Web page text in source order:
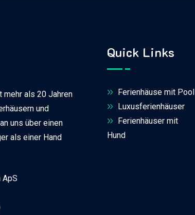
als 20 Jahren
und
uns über einen
als einer Hand
ApS
Quick Links
Ferienhäuse mit Pool
Luxusferienhäuser
Ferienhäuser mit
Hund